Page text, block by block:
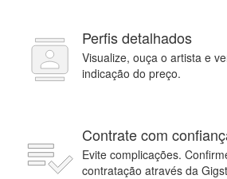
Perfis detalhados
Visualize, ouça o artista e
indicação do preço.
Contrate com
Evite complicações.
contratação através da